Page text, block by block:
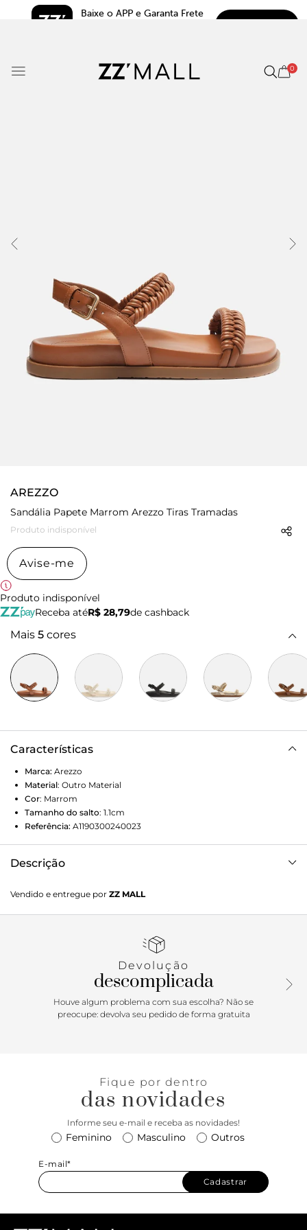
Baixe o APP e Garanta Frete
0
AREZZO
Sandália Papete Marrom Arezzo Tiras Tramadas
Produto indisponível
Avise-me
Produto indisponível
Receba atéR$ 28,79de cashback
Mais 5 cores
Características
Marca: Arezzo
Material: Outro Material
Cor: Marrom
Tamanho do salto: 1.1cm
Referência: A1190300240023
Descrição
palmilha com formato anatômico e inscrição do nome da
marca. Possui solado flatform, base emborrachada marrom
o peito do pé. Com tira média em torno do calcanhar e
Vendido e entregue por ZZ MALL
Devolução
descomplicada
Houve algum problema com sua escolha? Não se
preocupe: devolva seu pedido de forma gratuita
Fique por dentro
das novidades
Informe seu e-mail e receba as novidades!
Feminino Masculino Outros
E-mail*
Cadastrar